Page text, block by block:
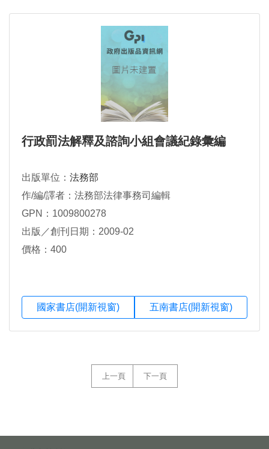
行政罰法解釋及諮詢小組會議紀錄彙編
出版單位： 法務部
作/編/譯者：法務部法律事務司編輯
GPN：1009800278
出版／創刊日期：2009-02
價格：400
國家書店(開新視窗) 五南書店(開新視窗)
上一頁 下一頁